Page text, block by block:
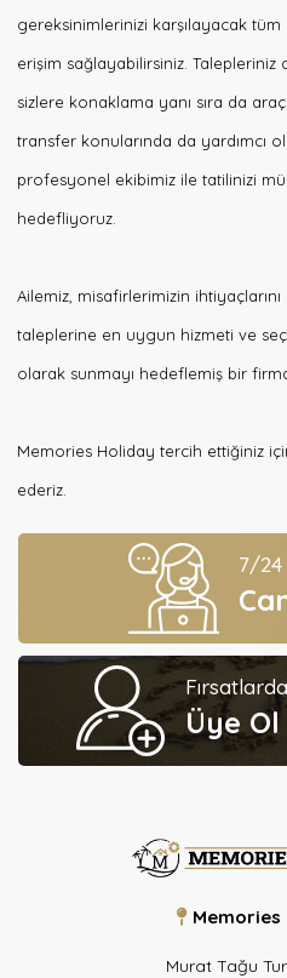
gereksinimlerinizi karşılayacak tüm
erişim sağlayabilirsiniz. Talepleriniz
sizlere konaklama yanı sıra da
transfer konularında da yardımcı
profesyonel ekibimiz ile tatilinizi
hedefliyoruz.
Ailemiz, misafirlerimizin
taleplerine en uygun hizmeti ve
olarak sunmayı hedeflemiş bir
Memories Holiday tercih ettiğiniz
ederiz.
7/24
Üye Ol
Murat Tağu